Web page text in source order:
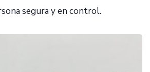
segura y en control.